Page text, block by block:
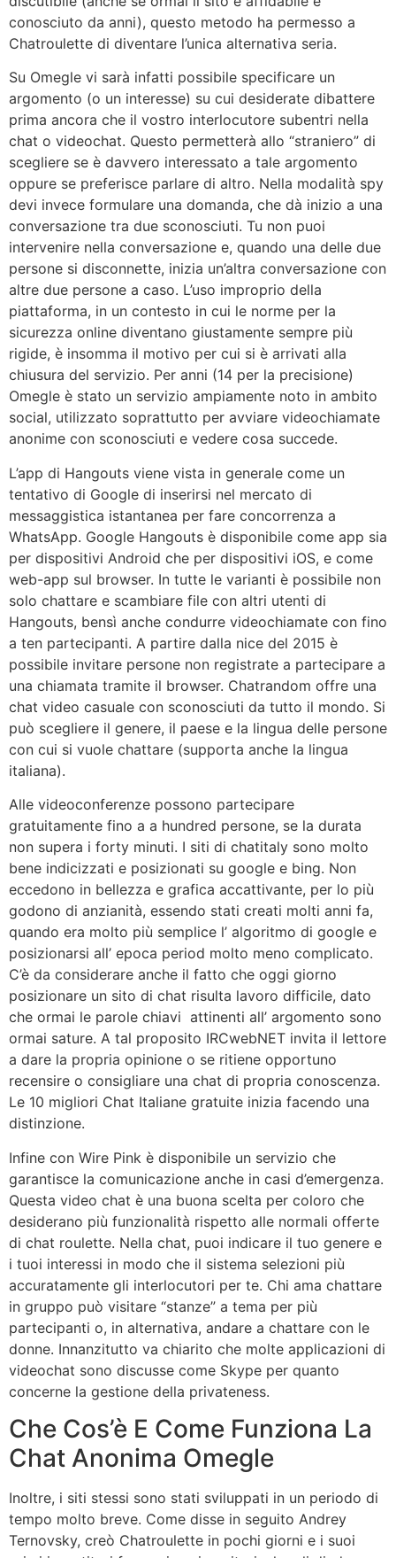
conosciuto da anni), questo metodo ha permesso a
Chatroulette di diventare l’unica alternativa seria.
Su Omegle vi sarà infatti possibile specificare un
argomento (o un interesse) su cui desiderate dibattere
prima ancora che il vostro interlocutore subentri nella
chat o videochat. Questo permetterà allo “straniero” di
scegliere se è davvero interessato a tale argomento
oppure se preferisce parlare di altro. Nella modalità spy
devi invece formulare una domanda, che dà inizio a una
conversazione tra due sconosciuti. Tu non puoi
intervenire nella conversazione e, quando una delle due
persone si disconnette, inizia un’altra conversazione con
altre due persone a caso. L’uso improprio della
piattaforma, in un contesto in cui le norme per la
sicurezza online diventano giustamente sempre più
rigide, è insomma il motivo per cui si è arrivati alla
chiusura del servizio. Per anni (14 per la precisione)
Omegle è stato un servizio ampiamente noto in ambito
social, utilizzato soprattutto per avviare videochiamate
anonime con sconosciuti e vedere cosa succede.
L’app di Hangouts viene vista in generale come un
tentativo di Google di inserirsi nel mercato di
messaggistica istantanea per fare concorrenza a
WhatsApp. Google Hangouts è disponibile come app sia
per dispositivi Android che per dispositivi iOS, e come
web-app sul browser. In tutte le varianti è possibile non
solo chattare e scambiare file con altri utenti di
Hangouts, bensì anche condurre videochiamate con fino
a ten partecipanti. A partire dalla nice del 2015 è
possibile invitare persone non registrate a partecipare a
una chiamata tramite il browser. Chatrandom offre una
chat video casuale con sconosciuti da tutto il mondo. Si
può scegliere il genere, il paese e la lingua delle persone
con cui si vuole chattare (supporta anche la lingua
italiana).
Alle videoconferenze possono partecipare
gratuitamente fino a a hundred persone, se la durata
non supera i forty minuti. I siti di chatitaly sono molto
bene indicizzati e posizionati su google e bing. Non
eccedono in bellezza e grafica accattivante, per lo più
godono di anzianità, essendo stati creati molti anni fa,
quando era molto più semplice l’ algoritmo di google e
posizionarsi all’ epoca period molto meno complicato.
C’è da considerare anche il fatto che oggi giorno
posizionare un sito di chat risulta lavoro difficile, dato
che ormai le parole chiavi attinenti all’ argomento sono
ormai sature. A tal proposito IRCwebNET invita il lettore
a dare la propria opinione o se ritiene opportuno
recensire o consigliare una chat di propria conoscenza.
Le 10 migliori Chat Italiane gratuite inizia facendo una
distinzione.
Infine con Wire Pink è disponibile un servizio che
garantisce la comunicazione anche in casi d’emergenza.
Questa video chat è una buona scelta per coloro che
desiderano più funzionalità rispetto alle normali offerte
di chat roulette. Nella chat, puoi indicare il tuo genere e
i tuoi interessi in modo che il sistema selezioni più
accuratamente gli interlocutori per te. Chi ama chattare
in gruppo può visitare “stanze” a tema per più
partecipanti o, in alternativa, andare a chattare con le
donne. Innanzitutto va chiarito che molte applicazioni di
videochat sono discusse come Skype per quanto
concerne la gestione della privateness.
Che Cos’è E Come Funziona La
Chat Anonima Omegle
Inoltre, i siti stessi sono stati sviluppati in un periodo di
tempo molto breve. Come disse in seguito Andrey
Ternovsky, creò Chatroulette in pochi giorni e i suoi